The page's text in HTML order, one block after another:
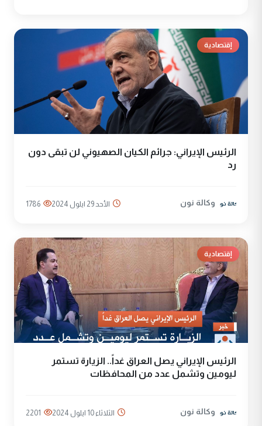
إقتصادية
الرئيس الإيراني: جرائم الكيان الصهيوني لن تبقى دون
رد
وكالة نون الأحد 29 ايلول 2024 1786
إقتصادية
الرئيس الإيراني يصل العراق غداً.. الزيارة تستمر
ليومين وتشمل عدد من المحافظات
وكالة نون الثلاثاء 10 ايلول 2024 2201